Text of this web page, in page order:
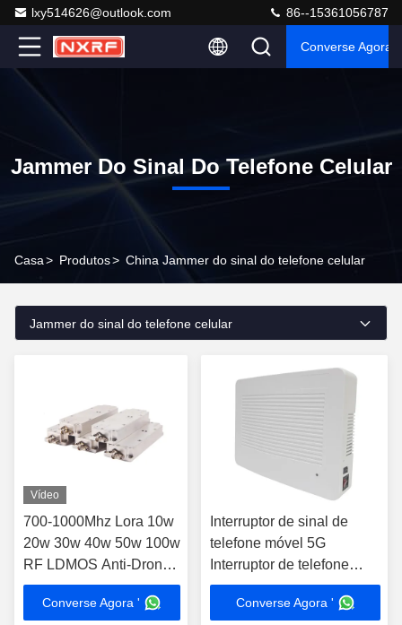
lxy514626@outlook.com 86--15361056787
Converse Agora
Jammer Do Sinal Do Telefone Celular
Casa> Produtos> China Jammer do sinal do telefone celular
Jammer do sinal do telefone celular
Vídeo
700-1000Mhz Lora 10w
20w 30w 40w 50w 100w
RF LDMOS Anti-Drone
VCO Modulo de Fonte
de Ruído Sistema de
Converse Agora '
Interruptor de sinal de
telefone móvel 5G
Interruptor de telefone
móvel / Wi-Fi Interruptor 8-
10 Bandas Antenas
Converse Agora '